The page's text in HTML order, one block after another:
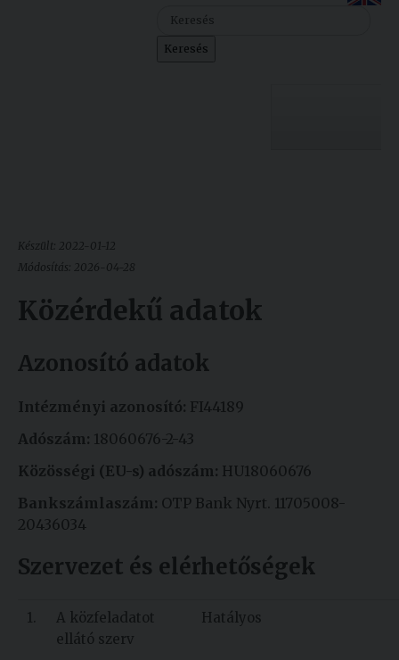
Keresés
Szolgáltatásaink
kapcsolatok
Készült: 2022-01-12
Módosítás: 2026-04-28
Közérdekű adatok
Azonosító adatok
Intézményi azonosító: FI44189
Adószám: 18060676-2-43
Közösségi (EU-s) adószám: HU18060676
Bankszámlaszám: OTP Bank Nyrt. 11705008-
20436034
Szervezet és elérhetőségek
1.
A közfeladatot
ellátó szerv
Hatályos